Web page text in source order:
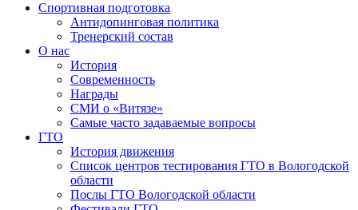
Спортивная подготовка
Антидопинговая политика
Тренерский состав
О нас
История
Современность
Награды
СМИ о «Витязе»
Самые часто задаваемые вопросы
ГТО
История движения
Список центров тестирования ГТО в Вологодской
области
Послы ГТО Вологодской области